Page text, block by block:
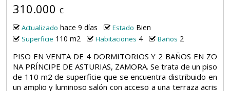
310.000 €
Actualizado hace 9 días Estado Bien
Superficie 110 m2 Habitaciones 4 Baños 2
PISO EN VENTA DE 4 DORMITORIOS Y 2 BAÑOS EN ZO
NA PRÍNCIPE DE ASTURIAS, ZAMORA. Se trata de un piso
de 110 m2 de superficie que se encuentra distribuido en
un amplio y luminoso salón con acceso a una terraza acris